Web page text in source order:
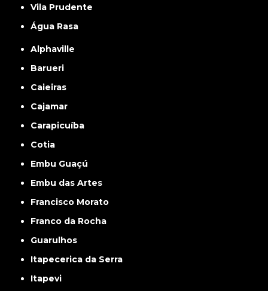
Vila Prudente
Água Rasa
Alphaville
Barueri
Caieiras
Cajamar
Carapicuíba
Cotia
Embu Guaçú
Embu das Artes
Francisco Morato
Franco da Rocha
Guarulhos
Itapecerica da Serra
Itapevi